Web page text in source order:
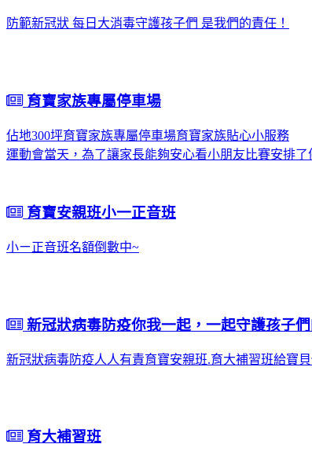
防範新冠狀 每日大消毒守護孩子們 是我們的責任！
育寶家族專屬停車場
佔地300坪育寶家族專屬停車場育寶家族貼心小服務
運動會當天，為了讓家長能夠安心看小朋友比賽安排
育寶安親班小一正音班
小ㄧ正音班名額倒數中~
新冠狀病毒防疫你我一起，一起守護孩子們
新冠狀病毒防疫人人有責育寶安親班.育大補習班給寶
育大補習班